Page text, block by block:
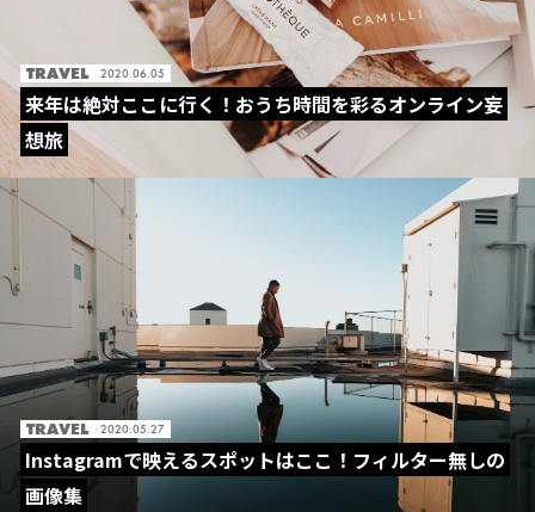
TRAVEL 2020.06.05
来年は絶対ここに行く！おうち時間を彩るオンライン妄
想旅
TRAVEL 2020.05.27
Instagramで映えるスポットはここ！フィルター無しの
画像集